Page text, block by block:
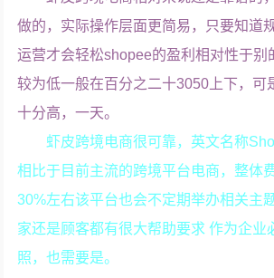
做的，实际操作层面更简易，只要知道
运营才会轻松shopee的盈利相对性于别
较为低一般在百分之二十3050上下，可
十分高，一天。
虾皮跨境电商很可靠，英文名称
相比于目前主流的跨境平台电商，整体
30%左右该平台也会不定期举办相关主
家还是顾客都有很大帮助要求 作为企业
照，也需要是。